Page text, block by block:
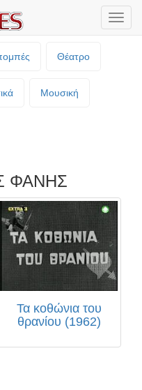
Θέατρο
Μουσική
ΦΑΝΗΣ
Τα κοθώνια του
θρανίου (1962)